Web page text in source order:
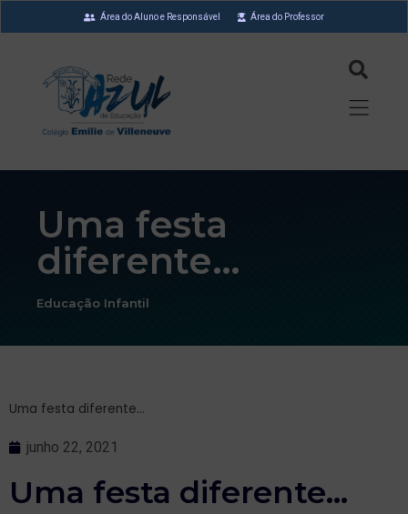
Área do Aluno e Responsável Área do Professor
Uma festa
diferente…
Educação Infantil
Uma festa diferente…
junho 22, 2021
Uma festa diferente…